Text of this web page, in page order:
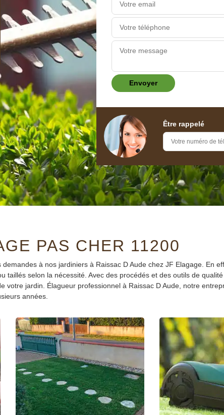
Être rappelé
PAS CHER 11200
à nos jardiniers à Raissac D Aude chez JF Elagage. En
taillés selon la nécessité. Avec des procédés et des outils de
jardin. Élagueur professionnel à Raissac D Aude, notre
années.